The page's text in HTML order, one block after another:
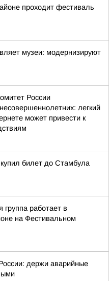
проходит фестиваль
музеи: модернизируют
России
легкий
может привести к
билет до Стамбула
работает в
на Фестивальном
держи аварийные